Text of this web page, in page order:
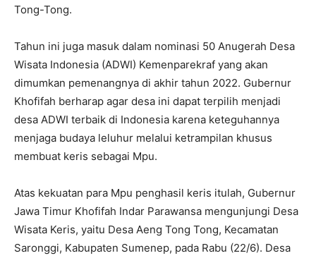
Tong-Tong.
Tahun ini juga masuk dalam nominasi 50 Anugerah Desa
Wisata Indonesia (ADWI) Kemenparekraf yang akan
dimumkan pemenangnya di akhir tahun 2022. Gubernur
Khofifah berharap agar desa ini dapat terpilih menjadi
desa ADWI terbaik di Indonesia karena keteguhannya
menjaga budaya leluhur melalui ketrampilan khusus
membuat keris sebagai Mpu.
Atas kekuatan para Mpu penghasil keris itulah, Gubernur
Jawa Timur Khofifah Indar Parawansa mengunjungi Desa
Wisata Keris, yaitu Desa Aeng Tong Tong, Kecamatan
Saronggi, Kabupaten Sumenep, pada Rabu (22/6). Desa